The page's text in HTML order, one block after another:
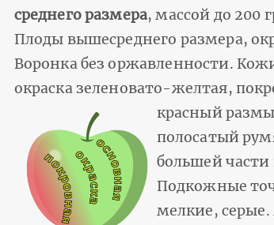
среднего размера, массой до 200
Плоды вышесреднего размера,
Воронка без оржавленности.
окраска зеленовато-желтая,
красный
полосатый
большей части
Подкожные
мелкие,